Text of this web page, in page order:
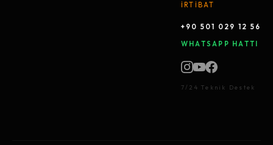
İRTİBAT
+90 501 029 12 56
WHATSAPP HATTI
7/24 Teknik Destek